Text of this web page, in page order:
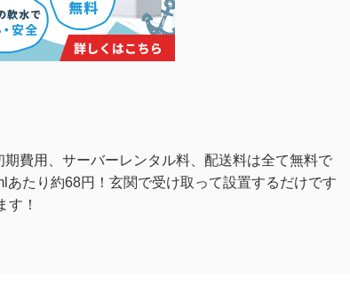
費用、サーバーレンタル料、配送料は全て無料で
たり約68円！玄関で受け取って設置するだけです
す！